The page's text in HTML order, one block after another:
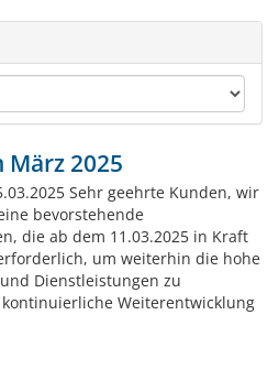
März 2025
Sehr geehrte Kunden, wir
bevorstehende
die ab dem 11.03.2025 in Kraft
um weiterhin die hohe
Dienstleistungen zu
Weiterentwicklung